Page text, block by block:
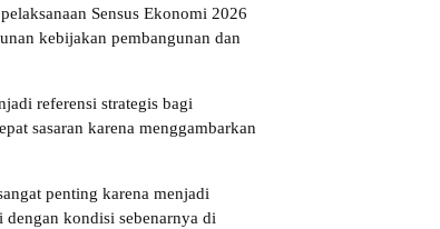
Sensus Ekonomi 2026
kebijakan pembangunan dan
referensi strategis bagi
sasaran karena menggambarkan
penting karena menjadi
dengan kondisi sebenarnya di